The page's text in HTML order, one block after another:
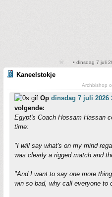
• dinsdag 7 juli
Kaneelstokje
Archbishop
Op dinsdag 7 juli 2026
volgende:
Egypt's Coach Hossam Hassan
time:
"I will say what's on my mind
was clearly a rigged match and
"And I want to say one more
win so bad, why call everyone to